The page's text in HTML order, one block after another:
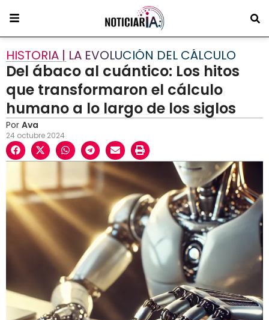
HISTORIA | LA EVOLUCIÓN DEL CÁLCULO
Del ábaco al cuántico: Los hitos
que transformaron el cálculo
humano a lo largo de los siglos
Por Ava
24 octubre 2024